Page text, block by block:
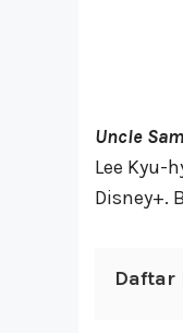
Uncle
Lee Kyu-
Disney+.
Daftar